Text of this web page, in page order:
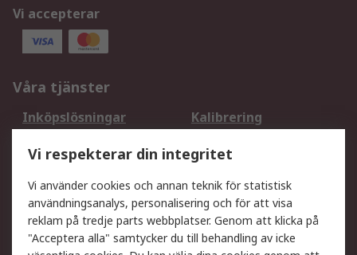
Vi accepterar
Våra tjänster
Inköpslösningar
Kalibrering
DesignSpark
Teknisk Support
Ditt lokala säljteam
Exportlösningar
Support
Vi respekterar din integritet
Vi använder cookies och annan teknik för statistisk
användningsanalys, personalisering och för att visa
reklam på tredje parts webbplatser. Genom att klicka på
"Acceptera alla" samtycker du till behandling av icke